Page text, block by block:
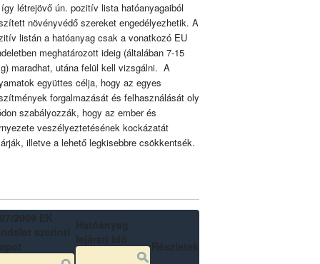
létrejövő ún. pozitív lista hatóanyagaiból
növényvédő szereket engedélyezhetik. A
listán a hatóanyag csak a vonatkozó EU
meghatározott ideig (általában 7-15
maradhat, utána felül kell vizsgálni. A
együttes célja, hogy az egyes
forgalmazását és felhasználását oly
szabályozzák, hogy az ember és
veszélyeztetésének kockázatát
illetve a lehető legkisebbre csökkentsék.